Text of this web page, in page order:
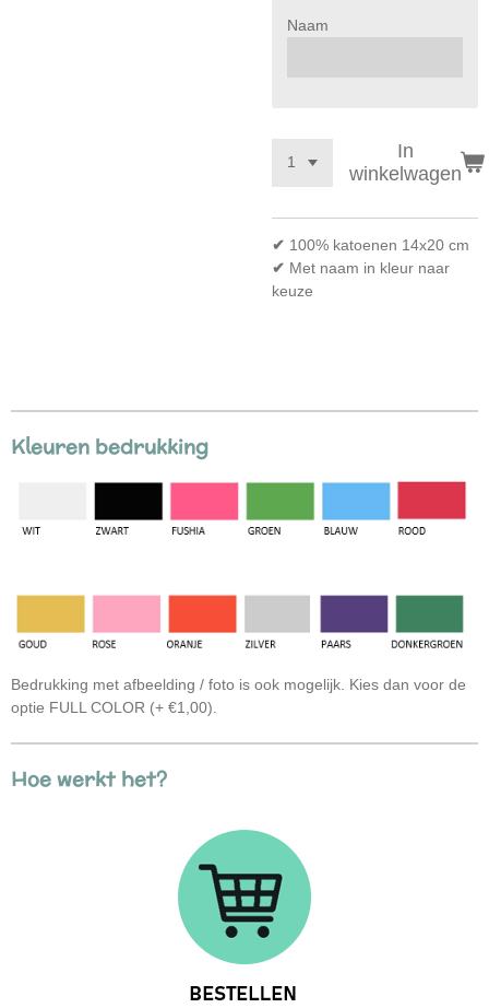
Naam
In
winkelwagen
✔ 100% katoenen 14x20 cm
✔ Met naam in kleur naar
keuze
Kleuren bedrukking
Bedrukking met afbeelding / foto is ook mogelijk. Kies dan voor de
optie FULL COLOR (+ €1,00).
Hoe werkt het?